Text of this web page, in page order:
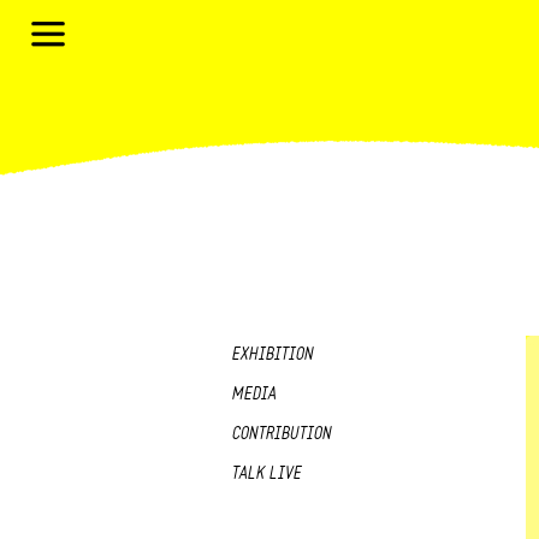
EXHIBITION
MEDIA
CONTRIBUTION
TALK LIVE